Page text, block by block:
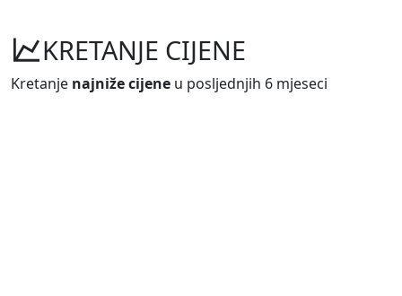
KRETANJE CIJENE
Kretanje najniže cijene u posljednjih 6 mjeseci